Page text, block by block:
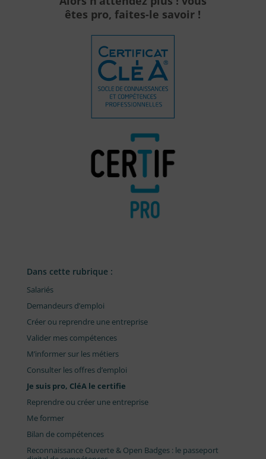
êtes pro, faites-le savoir !
Dans cette rubrique :
Salariés
Demandeurs d’emploi
Créer ou reprendre une entreprise
Valider mes compétences
M’informer sur les métiers
Consulter les offres d’emploi
Je suis pro, CléA le certifie
Reprendre ou créer une entreprise
Me former
Bilan de compétences
Reconnaissance Ouverte & Open Badges : le passeport